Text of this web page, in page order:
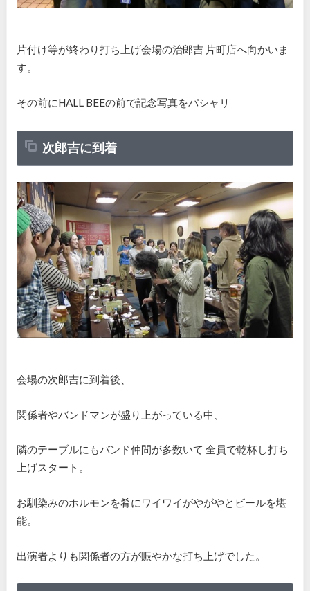
片付け等が終わり打ち上げ会場の治郎吉 片町店へ向かいま
す。
その前にHALL BEEの前で記念写真をパシャリ
次郎吉に到着
会場の次郎吉に到着後、
関係者やバンドマンが盛り上がっている中、
隣のテーブルにもバンド仲間が多数いて 全員で乾杯し打ち
上げスタート。
お馴染みのホルモンを肴にワイワイがやがやとビールを堪
能。
出演者よりも関係者の方が賑やかな打ち上げでした。